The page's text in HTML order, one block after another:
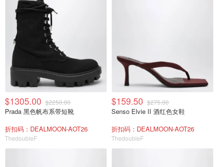
$1305.00 $2250.00
Prada 黑色帆布系带短靴
折扣码：DEALMOON-AOT26
ThedoubleF
$159.50 $275.00
Senso Elvie II 酒红色女鞋
折扣码：DEALMOON-AOT26
ThedoubleF